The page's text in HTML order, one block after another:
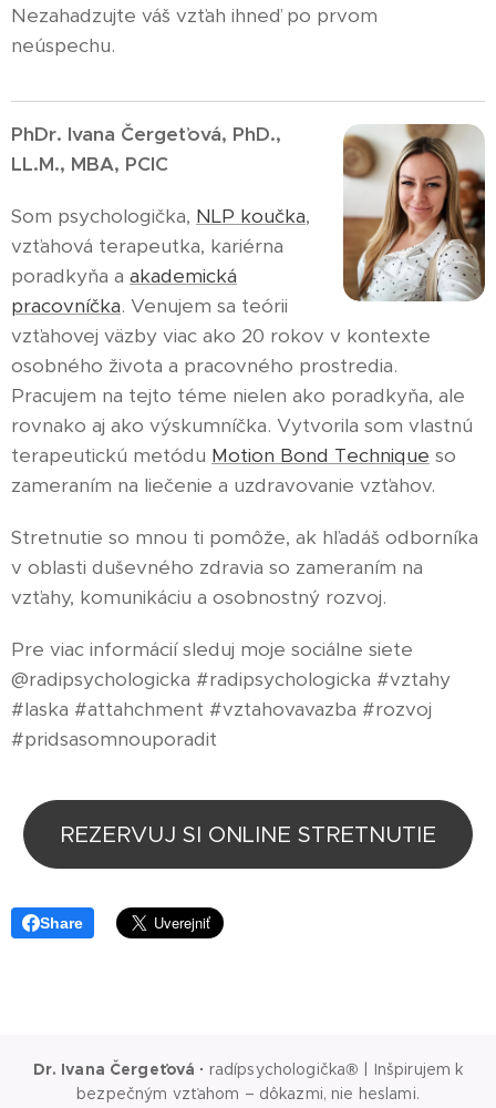
Nezahadzujte váš vzťah ihneď po prvom
neúspechu.
PhDr. Ivana Čergeťová, PhD.,
LL.M., MBA, PCIC
Som psychologička, NLP koučka,
vzťahová terapeutka, kariérna
poradkyňa a akademická
pracovníčka. Venujem sa teórii
vzťahovej väzby viac ako 20 rokov v kontexte
osobného života a pracovného prostredia.
Pracujem na tejto téme nielen ako poradkyňa, ale
rovnako aj ako výskumníčka. Vytvorila som vlastnú
terapeutickú metódu Motion Bond Technique so
zameraním na liečenie a uzdravovanie vzťahov.
Stretnutie so mnou ti pomôže, ak hľadáš odborníka
v oblasti duševného zdravia so zameraním na
vzťahy, komunikáciu a osobnostný rozvoj.
Pre viac informácií sleduj moje sociálne siete
@radipsychologicka #radipsychologicka #vztahy
#laska #attahchment #vztahovavazba #rozvoj
#pridsasomnouporadit
REZERVUJ SI ONLINE STRETNUTIE
Share
Dr. Ivana Čergeťová · radípsychologička® | Inšpirujem k
bezpečným vzťahom – dôkazmi, nie heslami.